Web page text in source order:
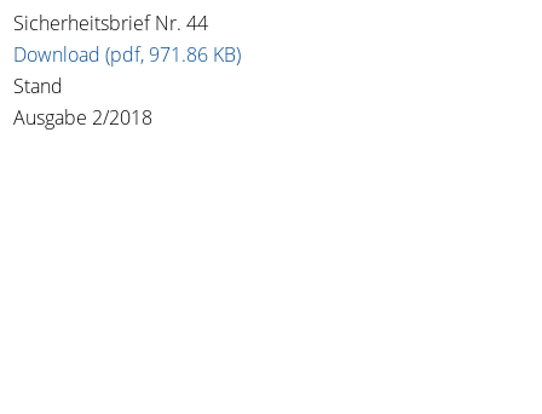
Sicherheitsbrief Nr. 44
Download (pdf, 971.86 KB)
Stand
Ausgabe 2/2018